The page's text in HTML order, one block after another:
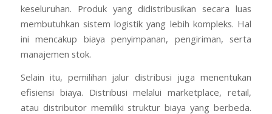
keseluruhan. Produk yang didistribusikan secara luas
membutuhkan sistem logistik yang lebih kompleks. Hal
ini mencakup biaya penyimpanan, pengiriman, serta
manajemen stok.
Selain itu, pemilihan jalur distribusi juga menentukan
efisiensi biaya. Distribusi melalui marketplace, retail,
atau distributor memiliki struktur biaya yang berbeda.